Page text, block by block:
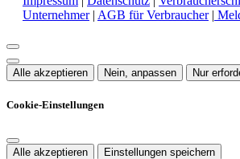
Unternehmer| AGB für Verbraucher|
Alle akzeptieren Nein, anpassen Nur
Cookie-Einstellungen
Alle akzeptieren Einstellungen speichern